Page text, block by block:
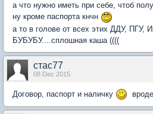
а что нужно иметь при себе, чтоб
ну кроме паспорта кнчн
а то в голове от всех этих ДДУ, ПГУ,
БУБУБУ....сплошная каша ((((
стас77
08 Dec 2015
Договор, паспорт и наличку